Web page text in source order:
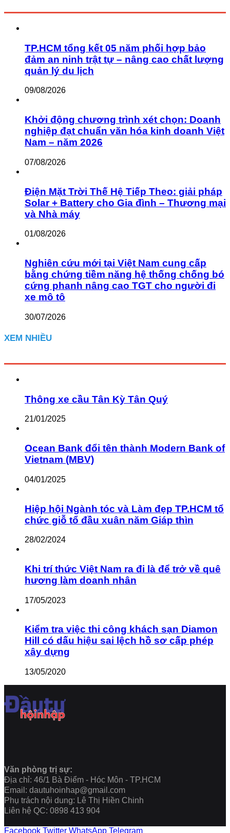
TP.HCM tổng kết 05 năm phối hợp bảo
đảm an ninh trật tự – nâng cao chất lượng
quản lý du lịch
09/08/2026
Khởi động chương trình xét chọn: Doanh
nghiệp đạt chuẩn văn hóa kinh doanh Việt
Nam – năm 2026
07/08/2026
Điện Mặt Trời Thế Hệ Tiếp Theo: giải pháp
Solar + Battery cho Gia đình – Thương mại
và Nhà máy
01/08/2026
Nghiên cứu mới tại Việt Nam cung cấp
bằng chứng tiềm năng hệ thống chống bó
cứng phanh nâng cao TGT cho người đi
xe mô tô
30/07/2026
XEM NHIỀU
Thông xe cầu Tân Kỳ Tân Quý
21/01/2025
Ocean Bank đổi tên thành Modern Bank of
Vietnam (MBV)
04/01/2025
Hiệp hội Ngành tóc và Làm đẹp TP.HCM tổ
chức giỗ tổ đầu xuân năm Giáp thìn
28/02/2024
Khi trí thức Việt Nam ra đi là để trở về quê
hương làm doanh nhân
17/05/2023
Kiểm tra việc thi công khách sạn Diamon
Hill có dấu hiệu sai lệch hồ sơ cấp phép
xây dựng
13/05/2020
Văn phòng trị sự:
Địa chỉ: 46/1 Bà Điểm - Hóc Môn - TP.HCM
Email: dautuhoinhap@gmail.com
Phụ trách nội dung: Lê Thị Hiền Chinh
Liên hệ QC: 0898 413 904
Facebook Twitter WhatsApp Telegram